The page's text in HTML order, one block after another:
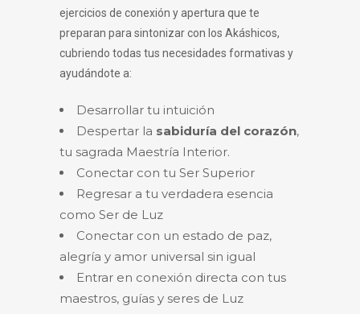
ejercicios de conexión y apertura que te
preparan para sintonizar con los Akáshicos,
cubriendo todas tus necesidades formativas y
ayudándote a:
Desarrollar tu intuición
Despertar la sabiduría del corazón,
tu sagrada Maestría Interior.
Conectar con tu Ser Superior
Regresar a tu verdadera esencia
como Ser de Luz
Conectar con un estado de paz,
alegría y amor universal sin igual
Entrar en conexión directa con tus
maestros, guías y seres de Luz